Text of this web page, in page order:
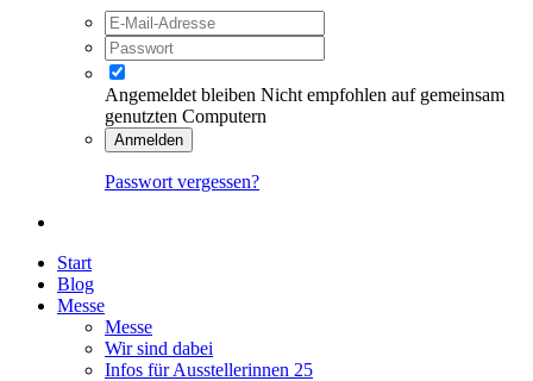
Angemeldet bleiben Nicht empfohlen auf gemeinsam
genutzten Computern
Anmelden
Passwort vergessen?
Start
Blog
Messe
Messe
Wir sind dabei
Infos für Ausstellerinnen 25